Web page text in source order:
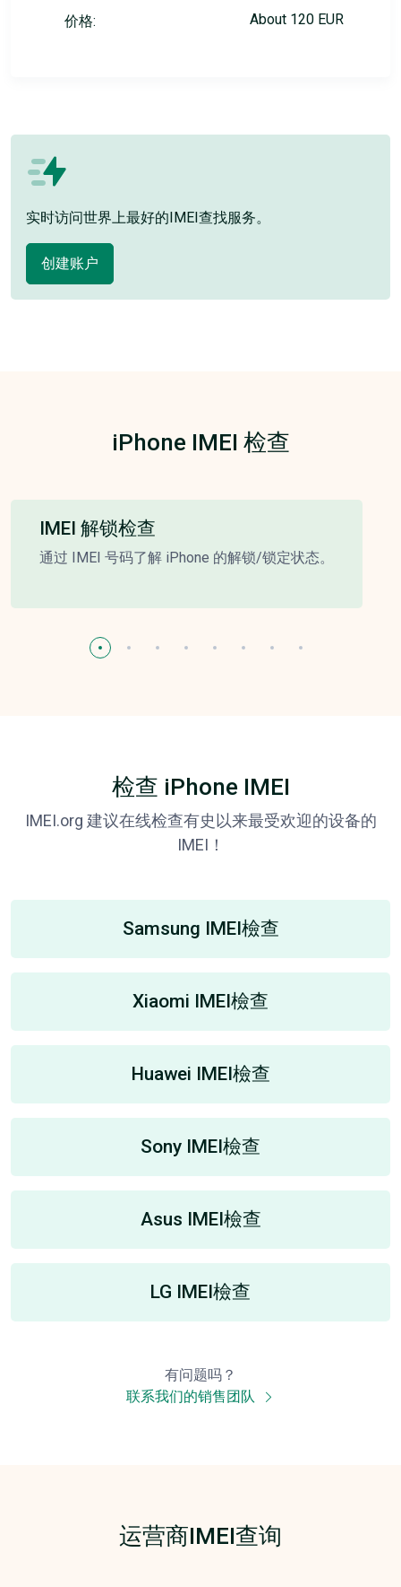
价格: About 120 EUR
实时访问世界上最好的IMEI查找服务。
创建账户
iPhone IMEI 检查
IMEI 解锁检查
通过 IMEI 号码了解 iPhone 的解锁/锁定状态。
检查 iPhone IMEI
IMEI.org 建议在线检查有史以来最受欢迎的设备的
IMEI！
Samsung IMEI檢查
Xiaomi IMEI檢查
Huawei IMEI檢查
Sony IMEI檢查
Asus IMEI檢查
LG IMEI檢查
有问题吗？
联系我们的销售团队
运营商IMEI查询